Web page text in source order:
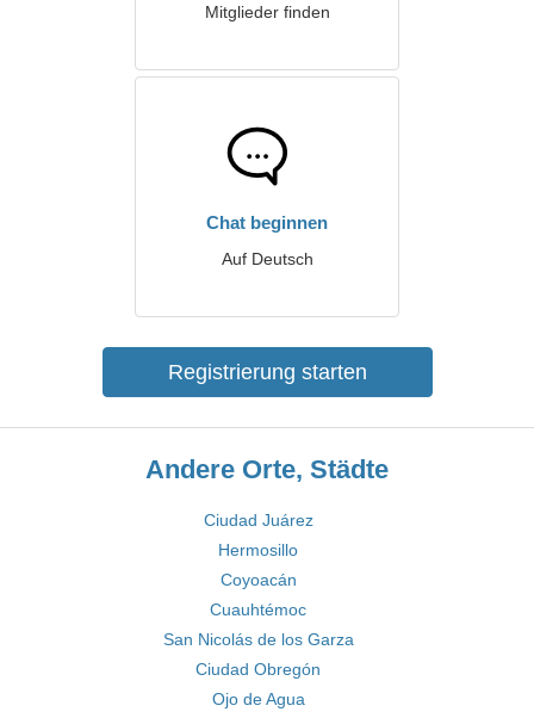
Mitglieder finden
Chat beginnen
Auf Deutsch
Registrierung starten
Andere Orte, Städte
Ciudad Juárez
Hermosillo
Coyoacán
Cuauhtémoc
San Nicolás de los Garza
Ciudad Obregón
Ojo de Agua